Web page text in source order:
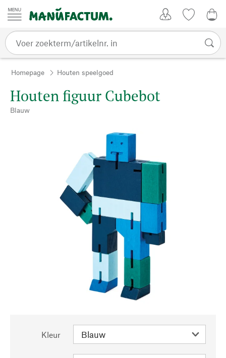
Passer au contenu
Homepage Houten speelgoed
Houten figuur Cubebot
Blauw
Kleur